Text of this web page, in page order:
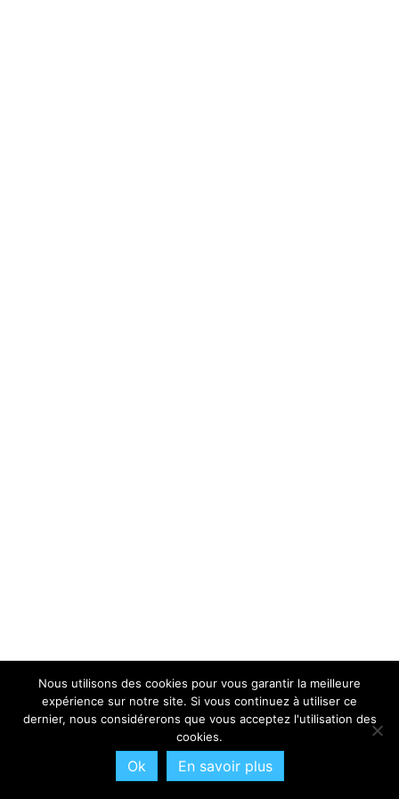
Nous utilisons des cookies pour vous garantir la meilleure
expérience sur notre site. Si vous continuez à utiliser ce
dernier, nous considérerons que vous acceptez l'utilisation des
cookies.
Ok En savoir plus